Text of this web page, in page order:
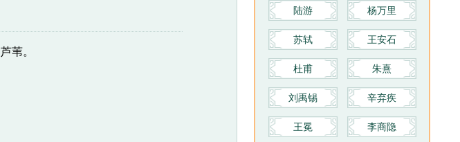
苇。
周代社会生活的各个方面，如劳动
与爱情、战争与徭役、压迫与反
抗、风俗与婚姻、祭祖与宴会，甚
至天象、地貌、动物、植物等各个
方面都有所反映。可以说，《诗
经》是周代社会的一面镜子。而
《诗经》的语言是研究公元前11
世纪到公元前6世纪汉语概貌的最
陆游 杨万里
苏轼 王安石
杜甫 朱熹
刘禹锡 辛弃疾
王冕 李商隐